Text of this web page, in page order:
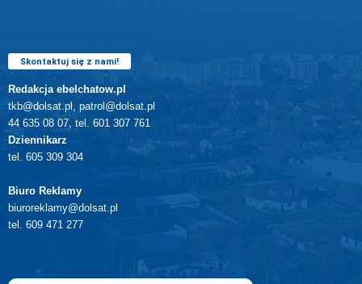
Skontaktuj się z nami!
Redakcja ebelchatow.pl
tkb@dolsat.pl, patrol@dolsat.pl
44 635 08 07, tel. 601 307 761
Dziennikarz
tel. 605 309 304
Biuro Reklamy
biuroreklamy@dolsat.pl
tel. 609 471 277